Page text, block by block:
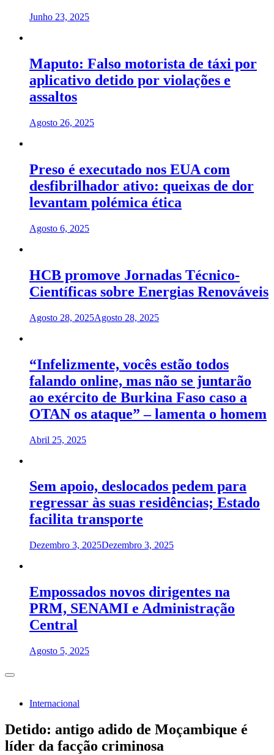
Junho 23, 2025
Maputo: Falso motorista de táxi por
aplicativo detido por violações e
assaltos
Agosto 26, 2025
Preso é executado nos EUA com
desfibrilhador ativo: queixas de dor
levantam polémica ética
Agosto 6, 2025
HCB promove Jornadas Técnico-
Científicas sobre Energias Renováveis
Agosto 28, 2025Agosto 28, 2025
“Infelizmente, vocês estão todos
falando online, mas não se juntarão
ao exército de Burkina Faso caso a
OTAN os ataque” – lamenta o homem
Abril 25, 2025
Sem apoio, deslocados pedem para
regressar às suas residências; Estado
facilita transporte
Dezembro 3, 2025Dezembro 3, 2025
Empossados novos dirigentes na
PRM, SENAMI e Administração
Central
Agosto 5, 2025
Internacional
Detido: antigo adido de Moçambique é
líder da facção criminosa